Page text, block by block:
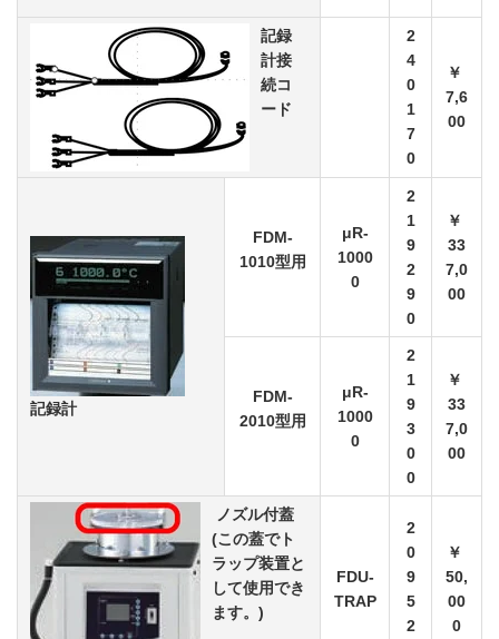
記録
計接
続コ
ード
2
4
0
1
7
0
￥
7,6
00
記録計
FDM-
1010型用
μR-
1000
0
2
1
9
2
9
0
￥
33
7,0
00
FDM-
2010型用
μR-
1000
0
2
1
9
3
0
0
￥
33
7,0
00
ノズル付蓋
(この蓋でト
ラップ装置と
して使用でき
ます。)
FDU-
TRAP
2
0
9
5
2
￥
50,
00
0